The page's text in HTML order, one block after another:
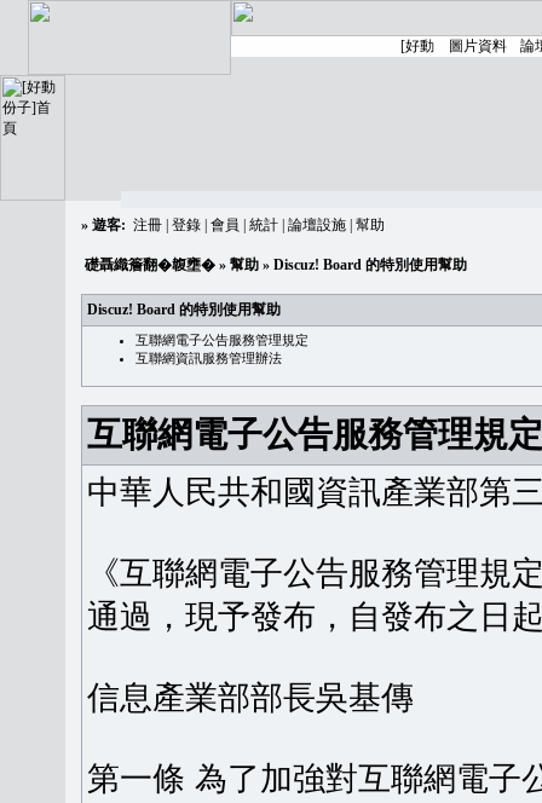
» 遊客: 注冊 登錄 會員 統計 論壇設施 幫助
礎聶織簷翻�䪖壅� » 幫助 » Discuz! Board 的特別使用幫助
Discuz! Board 的特別使用幫助
互聯網電子公告服務管理規定
互聯網資訊服務管理辦法
互聯網電子公告服務管理規定
中華人民共和國資訊產業部第
《互聯網電子公告服務管理規
通過，現予發布，自發布之日
信息產業部部長吳基傳
第一條 為了加強對互聯網電子